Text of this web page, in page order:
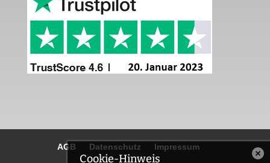
AGB Datenschutz Impressum
Cookie-Hinweis